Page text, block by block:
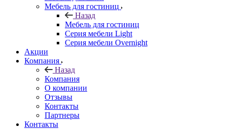
Мебель для гостиниц
Назад
Мебель для гостиниц
Серия мебели Light
Серия мебели Overnight
Акции
Компания
Назад
Компания
О компании
Отзывы
Контакты
Партнеры
Контакты